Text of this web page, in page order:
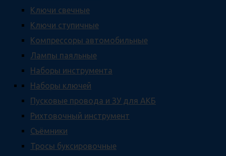
Ключи свечные
Ключи ступичные
Компрессоры автомобильные
Лампы паяльные
Наборы инструмента
Наборы ключей
Пусковые провода и ЗУ для АКБ
Рихтовочный инструмент
Съёмники
Тросы буксировочные